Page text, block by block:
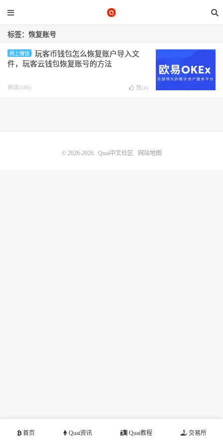
标签：恢复账号
网上赚钱
玩客币钱包怎么恢复账户导入文
件，玩客云钱包恢复账号的方法
阅读(186) 赞(4)
首页 Quai资讯 Quai教程 交易所
© 2026-2026 Quai中文社区 网站地图